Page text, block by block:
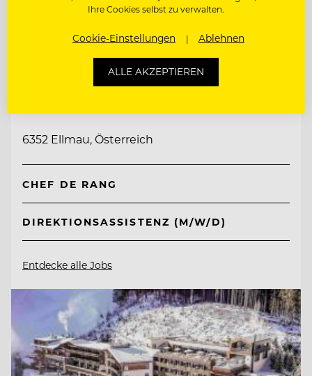
TOP ARBEITGEBER
Tirol Lodge Ellmau
6352 Ellmau, Österreich
CHEF DE RANG
DIREKTIONSASSISTENZ (M/W/D)
Entdecke alle Jobs
Ihre Cookies selbst zu verwalten.
Cookie-Einstellungen Ablehnen
ALLE AKZEPTIEREN